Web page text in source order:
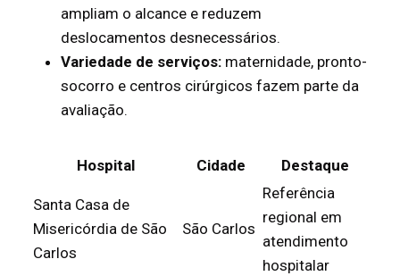
ampliam o alcance e reduzem
deslocamentos desnecessários.
Variedade de serviços: maternidade, pronto-
socorro e centros cirúrgicos fazem parte da
avaliação.
Hospital Cidade Destaque
Santa Casa de
Misericórdia de São
Carlos
São Carlos
Referência
regional em
atendimento
hospitalar